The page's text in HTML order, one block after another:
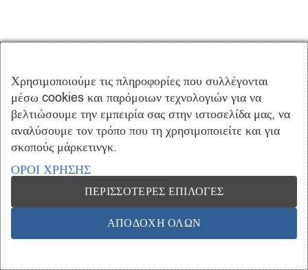
62.05 (δεν περιλαμβάνεται ο Φ.Π.Α)
ΠΡΟΣΘΉΚΗ ΣΤΟ ΚΑΛΆΘΙ
Χρησιμοποιούμε τις πληροφορίες που συλλέγονται
μέσω cookies και παρόμοιων τεχνολογιών για να
βελτιώσουμε την εμπειρία σας στην ιστοσελίδα μας, να
αναλύσουμε τον τρόπο που τη χρησιμοποιείτε και για
σκοπούς μάρκετινγκ.
ΟΡΟΙ ΧΡΗΣΗΣ
ΠΕΡΙΣΣΌΤΕΡΕΣ ΕΠΙΛΟΓΈΣ
ΑΠΟΔΟΧΉ ΌΛΩΝ